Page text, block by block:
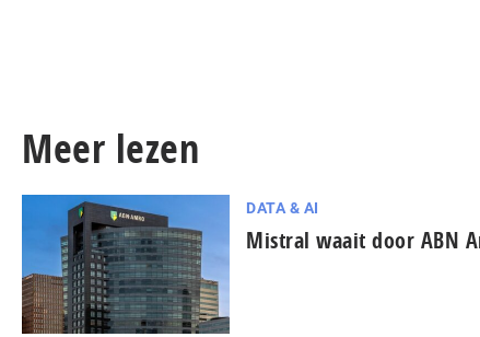
Meer lezen
DATA & AI
Mistral waait door ABN